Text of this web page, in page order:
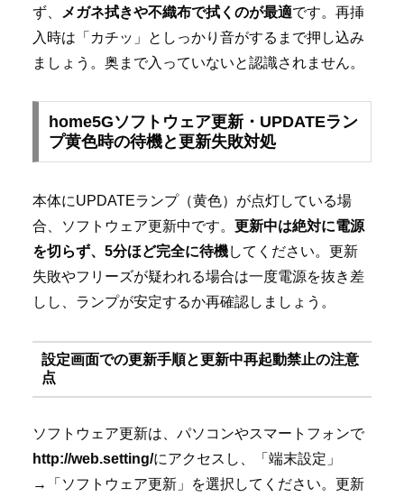
ず、
メガネ拭きや不織布で拭くのが最適です。再挿
入時は「カチッ」としっかり音がするまで押し込み
ましょう。奥まで入っていないと認識されません。
home5Gソフトウェア更新・UPDATEラン
プ黄色時の待機と更新失敗対処
本体にUPDATEランプ（黄色）が点灯している場
合、ソフトウェア更新中です。 更新中は絶対に電源
を切らず、5分ほど完全に待機してください。更新
失敗やフリーズが疑われる場合は一度電源を抜き差
しし、ランプが安定するか再確認しましょう。
設定画面での更新手順と更新中再起動禁止の注意
点
ソフトウェア更新は、パソコンやスマートフォンで
http://web.setting/にアクセスし、「端末設定」
→「ソフトウェア更新」を選択してください。更新